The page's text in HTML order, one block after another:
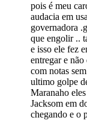
pois é meu
audacia em
governadora
que engolir ..
e isso ele fez
entregar e
com notas
ultimo golpe
Maranaho
Jacksom em
chegando e o